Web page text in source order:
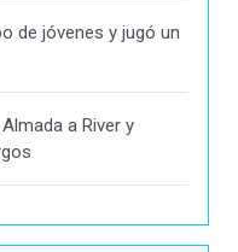
de jóvenes y jugó un
a River y